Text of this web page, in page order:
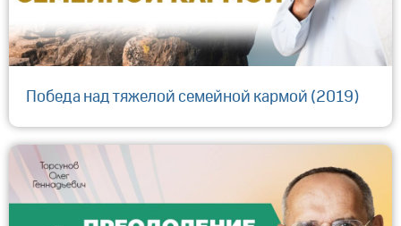
Победа над тяжелой семейной кармой (2019)